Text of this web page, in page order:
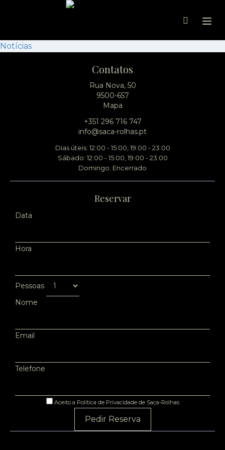
Notícias
Contatos
Rua Nova, 50
9500-657
Mapa
+351 296 716 747
info@saca-rolhas.pt
Dias úteis: 12:00 - 15:00, 19:00 - 23:00
Sábado: 12:00 - 15:00, 19:00 - 23:00
Domingo: Encerrado
Reservar
Data
Hora
Pessoas
Nome
Email
Telefone
Aceito a Política de Privacidade de Saca-Rolhas
Pedir Reserva